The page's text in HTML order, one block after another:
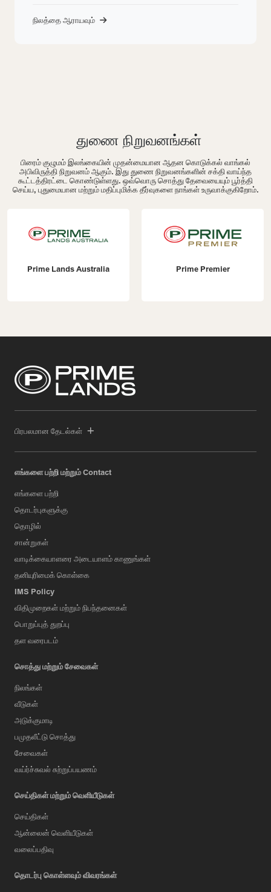
நிலத்தை ஆராயவும்
துணை நிறுவனங்கள்
பிரைம் குழுமம் இலங்கையின் முதன்மையான ஆதன கொடுக்கல் வாங்கல்
அபிவிருத்தி நிறுவனம் ஆகும். இது துணை நிறுவனங்களின் சக்தி வாய்ந்த
கூட்டத்திரட்டை கொண்டுள்ளது. ஒவ்வொரு சொத்து தேவையையும் பூர்த்தி
செய்ய, புதுமையான மற்றும் மதிப்புமிக்க தீர்வுகளை நாங்கள் உருவாக்குகிறோம்.
Prime Lands Australia Prime Premier
பிரபலமான தேடல்கள்
எங்களை பற்றி மற்றும் Contact
எங்களை பற்றி
தொடர்புகளுக்கு
தொழில்
சான்றுகள்
வாடிக்கையாளரை அடையாளம் காணுங்கள்
தனியுரிமைக் கொள்கை
IMS Policy
விதிமுறைகள் மற்றும் நிபந்தனைகள்
பொறுப்புத் துறப்பு
தள வரைபடம்
சொத்து மற்றும் சேவைகள்
நிலங்கள்
வீடுகள்
அடுக்குமாடி
பமுதலீட்டு சொத்து
சேவைகள்
வய்ர்ச்சுவல் சுற்றுப்பயணம்
செய்திகள் மற்றும் வெளியீடுகள்
செய்திகள்
ஆன்லைன் வெளியீடுகள்
வலைப்பதிவு
தொடர்பு கொள்ளவும் விவரங்கள்